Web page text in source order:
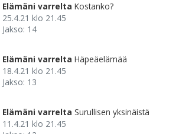
Elämäni varrelta Kostanko?
25.4.21 klo 21.45
Jakso: 14
Elämäni varrelta Häpeäelämää
18.4.21 klo 21.45
Jakso: 13
Elämäni varrelta Surullisen yksinäistä
11.4.21 klo 21.45